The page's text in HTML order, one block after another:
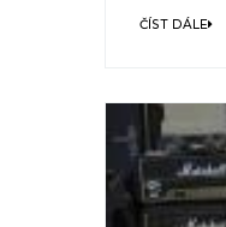
ČÍST DÁLE